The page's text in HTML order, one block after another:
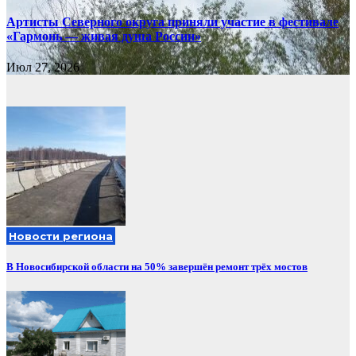
Артисты Северного округа приняли участие в фестивале
«Гармонь — живая душа России»
Июл 27, 2026
Новости региона
В Новосибирской области на 50% завершён ремонт трёх мостов